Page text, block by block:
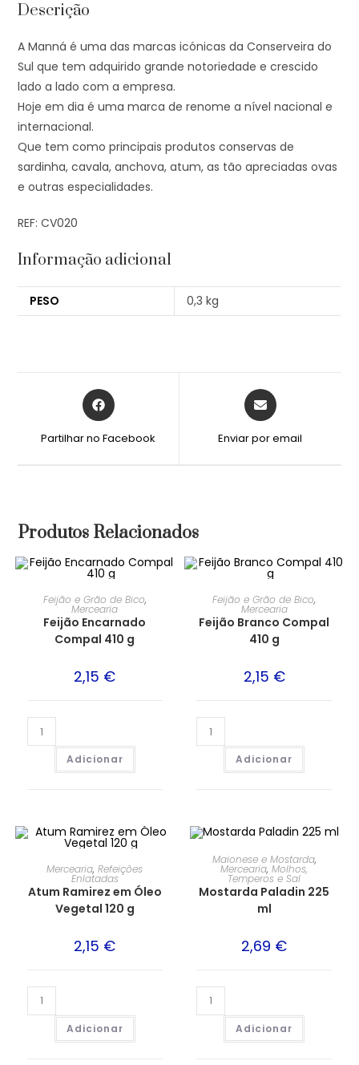
Descrição
A Manná é uma das marcas icónicas da Conserveira do
Sul que tem adquirido grande notoriedade e crescido
lado a lado com a empresa.
Hoje em dia é uma marca de renome a nível nacional e
internacional.
Que tem como principais produtos conservas de
sardinha, cavala, anchova, atum, as tão apreciadas ovas
e outras especialidades.
REF: CV020
Informação adicional
PESO 0,3 kg
Partilhar no Facebook Enviar por email
Produtos Relacionados
Feijão e Grão de Bico,
Mercearia
Feijão Encarnado
Compal 410 g
2,15 €
Adicionar
Feijão e Grão de Bico,
Mercearia
Feijão Branco Compal
410 g
2,15 €
Adicionar
Mercearia,Refeições
Enlatadas
Atum Ramirez em Óleo
Vegetal 120 g
2,15 €
Adicionar
Maionese e Mostarda,
Mercearia,Molhos,
Temperos e Sal
Mostarda Paladin 225
ml
2,69 €
Adicionar